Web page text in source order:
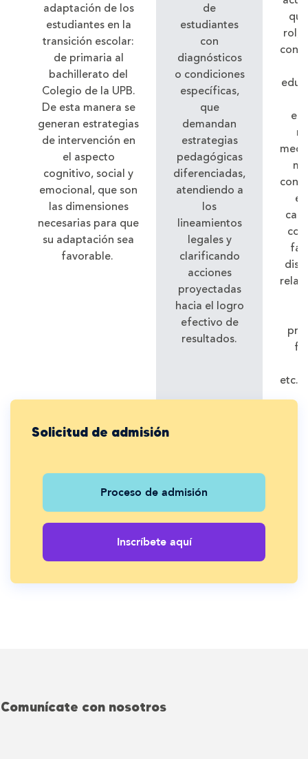
adaptación de los
estudiantes en la
transición escolar:
de primaria al
bachillerato del
Colegio de la UPB.
De esta manera se
generan estrategias
de intervención en
el aspecto
cognitivo, social y
emocional, que son
las dimensiones
necesarias para que
su adaptación sea
favorable.
de
estudiantes
con
diagnósticos
o condiciones
específicas,
que
demandan
estrategias
pedagógicas
diferenciadas,
atendiendo a
los
lineamientos
legales y
clarificando
acciones
proyectadas
hacia el logro
efectivo de
resultados.
rol,
etc.
Solicitud de admisión
Proceso de admisión
Inscríbete aquí
Comunícate con nosotros